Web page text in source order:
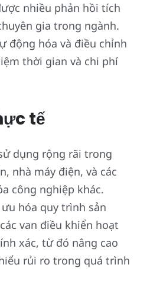
nhiều phản hồi tích
gia trong ngành.
động hóa và điều chỉnh
thời gian và chi phí
tế
dụng rộng rãi trong
nhà máy điện, và các
công nghiệp khác.
hóa quy trình sản
van điều khiển hoạt
xác, từ đó nâng cao
rủi ro trong quá trình